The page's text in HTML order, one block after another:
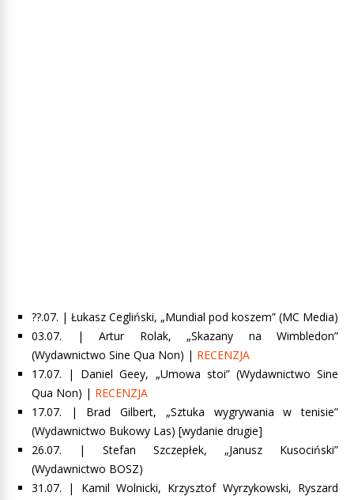
??.07. | Łukasz Cegliński, „Mundial pod koszem” (MC Media)
03.07. | Artur Rolak, „Skazany na Wimbledon”
(Wydawnictwo Sine Qua Non) | RECENZJA
17.07. | Daniel Geey, „Umowa stoi” (Wydawnictwo Sine
Qua Non) | RECENZJA
17.07. | Brad Gilbert, „Sztuka wygrywania w tenisie”
(Wydawnictwo Bukowy Las) [wydanie drugie]
26.07. | Stefan Szczepłek, „Janusz Kusociński”
(Wydawnictwo BOSZ)
31.07. | Kamil Wolnicki, Krzysztof Wyrzykowski, Ryszard